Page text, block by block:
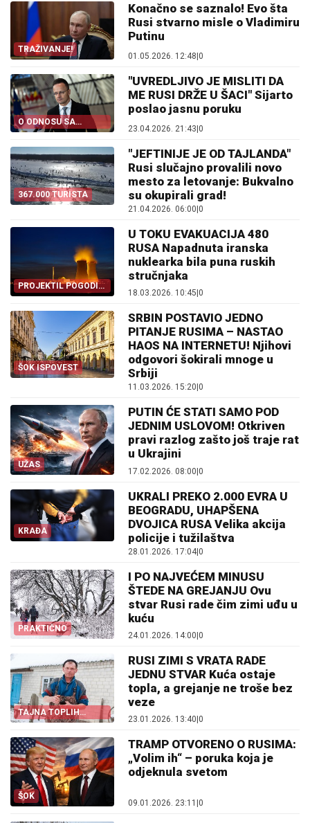
TRAŽIVANJE!
Konačno se saznalo! Evo šta
Rusi stvarno misle o Vladimiru
Putinu
01.05.2026. 12:48|0
O ODNOSU SA
RUSIJOM
"UVREDLJIVO JE MISLITI DA
ME RUSI DRŽE U ŠACI" Sijarto
poslao jasnu poruku
23.04.2026. 21:43 0
367.000 TURISTA
"JEFTINIJE JE OD TAJLANDA"
Rusi slučajno provalili novo
mesto za letovanje: Bukvalno
su okupirali grad!
21.04.2026. 06:00 0
PROJEKTIL POGODIO
NUKLEARNU
U TOKU EVAKUACIJA 480
RUSA Napadnuta iranska
nuklearka bila puna ruskih
stručnjaka
18.03.2026. 10:45 0
ŠOK ISPOVEST
SRBIN POSTAVIO JEDNO
PITANJE RUSIMA – NASTAO
HAOS NA INTERNETU! Njihovi
odgovori šokirali mnoge u
Srbiji
11.03.2026. 15:20 0
UŽAS
PUTIN ĆE STATI SAMO POD
JEDNIM USLOVOM! Otkriven
pravi razlog zašto još traje rat
u Ukrajini
17.02.2026. 08:00|0
KRAĐA
UKRALI PREKO 2.000 EVRA U
BEOGRADU, UHAPŠENA
DVOJICA RUSA Velika akcija
policije i tužilaštva
28.01.2026. 17:04|0
PRAKTIČNO
I PO NAJVEĆEM MINUSU
ŠTEDE NA GREJANJU Ovu
stvar Rusi rade čim zimi uđu u
kuću
24.01.2026. 14:00|0
TAJNA TOPLIH
DOMOVA
RUSI ZIMI S VRATA RADE
JEDNU STVAR Kuća ostaje
topla, a grejanje ne troše bez
veze
23.01.2026. 13:40 0
ŠOK
TRAMP OTVORENO O RUSIMA:
„Volim ih“ – poruka koja je
odjeknula svetom
09.01.2026. 23:11 0